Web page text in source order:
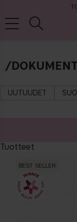
/
UUTUUDET
Tuotteet
BEST SELLER